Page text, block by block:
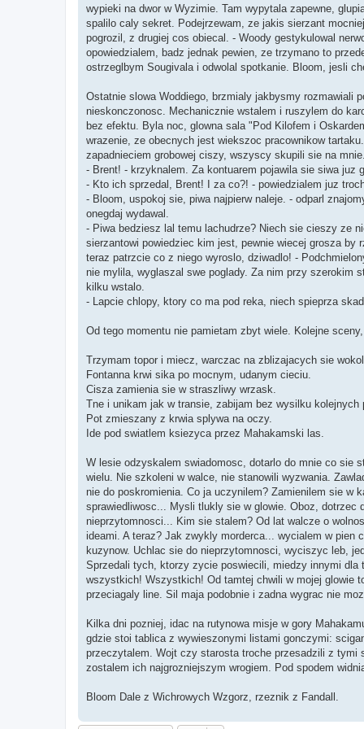
wypieki na dwor w Wyzimie. Tam wypytala zapewne,
spalilo caly sekret. Podejrzewam, ze jakis sierzant
pogrozil, z drugiej cos obiecal. - Woody gestykulowal
opowiedzialem, badz jednak pewien, ze trzymano to
ostrzeglbym Sougivala i odwolal spotkanie. Bloom, jesli
Ostatnie slowa Woddiego, brzmialy jakbysmy rozmawiali
nieskonczonosc. Mechanicznie wstalem i ruszylem do
bez efektu. Byla noc, glowna sala "Pod Kilofem i
wrazenie, ze obecnych jest wiekszoc pracownikow
zapadnieciem grobowej ciszy, wszyscy skupili sie na
- Brent! - krzyknalem. Za kontuarem pojawila sie siwa juz
- Kto ich sprzedal, Brent! I za co?! - powiedzialem juz
- Bloom, uspokoj sie, piwa najpierw naleje. - odparl
onegdaj wydawal.
- Piwa bedziesz lal temu lachudrze? Niech sie cieszy ze
sierzantowi powiedziec kim jest, pewnie wiecej grosza by
teraz patrzcie co z niego wyroslo, dziwadlo! -
nie mylila, wyglaszal swe poglady. Za nim przy szerokim
kilku wstalo.
- Lapcie chlopy, ktory co ma pod reka, niech spieprza
Od tego momentu nie pamietam zbyt wiele. Kolejne
Trzymam topor i miecz, warczac na zblizajacych sie
Fontanna krwi sika po mocnym, udanym cieciu.
Cisza zamienia sie w straszliwy wrzask.
Tne i unikam jak w transie, zabijam bez wysilku kolejnych
Pot zmieszany z krwia splywa na oczy.
Ide pod swiatlem ksiezyca przez Mahakamski las.
W lesie odzyskalem swiadomosc, dotarlo do mnie co sie
wielu. Nie szkoleni w walce, nie stanowili wyzwania.
nie do poskromienia. Co ja uczynilem? Zamienilem sie w
sprawiedliwosc... Mysli tlukly sie w glowie. Oboz, dotrzec
nieprzytomnosci... Kim sie stalem? Od lat walcze o
ideami. A teraz? Jak zwykly morderca... wycialem w pien
kuzynow. Uchlac sie do nieprzytomnosci, wyciszyc leb,
Sprzedali tych, ktorzy zycie poswiecili, miedzy innymi dla
wszystkich! Wszystkich! Od tamtej chwili w mojej glowie
przeciagaly line. Sil maja podobnie i zadna wygrac nie
Kilka dni pozniej, idac na rutynowa misje w gory
gdzie stoi tablica z wywieszonymi listami gonczymi:
przeczytalem. Wojt czy starosta troche przesadzili z tymi
zostalem ich najgrozniejszym wrogiem. Pod spodem
Bloom Dale z Wichrowych Wzgorz, rzeznik z Fandall.